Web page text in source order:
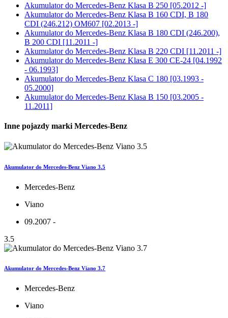
Akumulator do Mercedes-Benz Klasa B 250 [05.2012 -]
Akumulator do Mercedes-Benz Klasa B 160 CDI, B 180
CDI (246.212) OM607 [02.2013 -]
Akumulator do Mercedes-Benz Klasa B 180 CDI (246.200),
B 200 CDI [11.2011 -]
Akumulator do Mercedes-Benz Klasa B 220 CDI [11.2011 -]
Akumulator do Mercedes-Benz Klasa E 300 CE-24 [04.1992
- 06.1993]
Akumulator do Mercedes-Benz Klasa C 180 [03.1993 -
05.2000]
Akumulator do Mercedes-Benz Klasa B 150 [03.2005 -
11.2011]
Inne pojazdy marki Mercedes-Benz
Akumulator do Mercedes-Benz Viano 3.5
Mercedes-Benz
Viano
09.2007 -
3.5
Akumulator do Mercedes-Benz Viano 3.7
Mercedes-Benz
Viano